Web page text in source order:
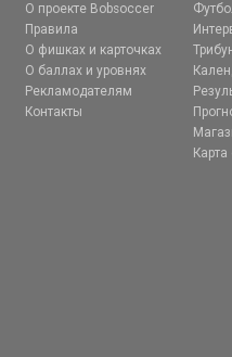
О проекте Bobsoccer
Правила
О фишках и карточках
О баллах и уровнях
Рекламодателям
Контакты
Карта